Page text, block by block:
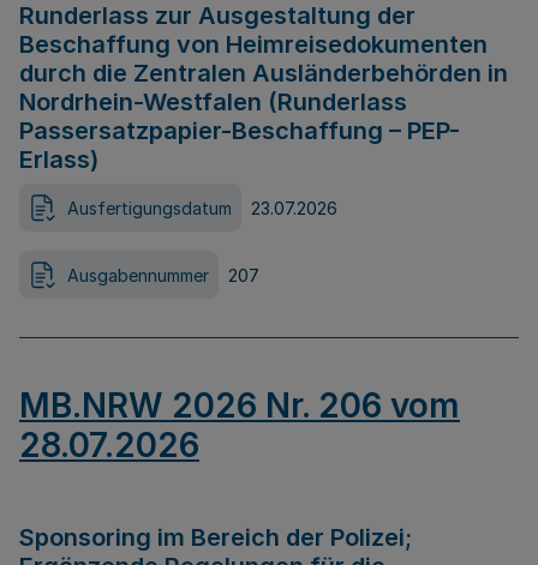
Runderlass zur Ausgestaltung der
Beschaffung von Heimreisedokumenten
durch die Zentralen Ausländerbehörden in
Nordrhein-Westfalen (Runderlass
Passersatzpapier-Beschaffung – PEP-
Erlass)
Ausfertigungsdatum 23.07.2026
Ausgabennummer 207
MB.NRW 2026 Nr. 206 vom
28.07.2026
Sponsoring im Bereich der Polizei;